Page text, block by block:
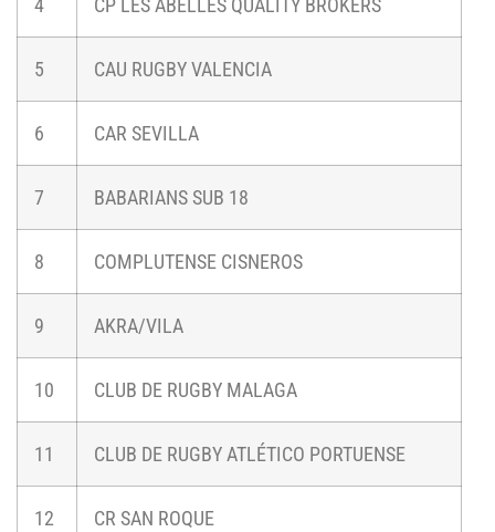
4 CP LES ABELLES QUALITY BROKERS
5 CAU RUGBY VALENCIA
6 CAR SEVILLA
7 BABARIANS SUB 18
8 COMPLUTENSE CISNEROS
9 AKRA/VILA
10 CLUB DE RUGBY MALAGA
11 CLUB DE RUGBY ATLÉTICO PORTUENSE
12 CR SAN ROQUE